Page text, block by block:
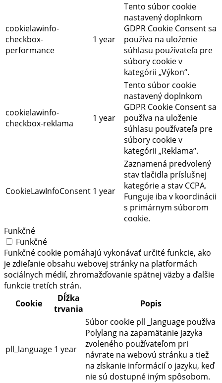
cookielawinfo-
checkbox-
performance
1 year
Tento súbor cookie
nastavený doplnkom
GDPR Cookie Consent sa
používa na uloženie
súhlasu používateľa pre
súbory cookie v
kategórii „Výkon“.
cookielawinfo-
checkbox-reklama
1 year
Tento súbor cookie
nastavený doplnkom
GDPR Cookie Consent sa
používa na uloženie
súhlasu používateľa pre
súbory cookie v
kategórii „Reklama“.
CookieLawInfoConsent 1 year
Zaznamená predvolený
stav tlačidla príslušnej
kategórie a stav CCPA.
Funguje iba v koordinácii
s primárnym súborom
cookie.
Funkčné
Funkčné
Funkčné cookie pomáhajú vykonávať určité funkcie, ako
je zdieľanie obsahu webovej stránky na platformách
sociálnych médií, zhromažďovanie spätnej väzby a ďalšie
funkcie tretích strán.
Cookie
Dĺžka
trvania
Popis
pll_language 1 year
Súbor cookie pll _language používa
Polylang na zapamätanie jazyka
zvoleného používateľom pri
návrate na webovú stránku a tiež
na získanie informácií o jazyku, keď
nie sú dostupné iným spôsobom.